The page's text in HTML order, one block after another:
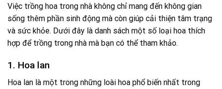
Việc trồng hoa trong nhà không chỉ mang đến không gian
sống thêm phần sinh động mà còn giúp cải thiện tâm trạng
và sức khỏe. Dưới đây là danh sách một số loại hoa thích
hợp để trồng trong nhà mà bạn có thể tham khảo.
1. Hoa lan
Hoa lan là một trong những loài hoa phổ biến nhất trong